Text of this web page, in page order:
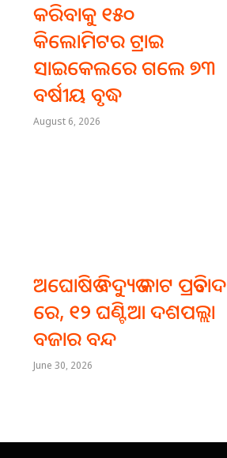
କରିବାକୁ ୧୫୦
କିଲୋମିଟର ଟ୍ରାଇ
ସାଇକେଲରେ ଗଲେ ୭୩
ବର୍ଷୀୟ ବୃଦ୍ଧ
August 6, 2026
ଅଘୋଷିତ ବିଦ୍ୟୁତ କାଟ ପ୍ରତିବାଦ
ରେ, ୧୨ ଘଣ୍ଟିଆ ଦଶପଲ୍ଲା
ବଜାର ବନ୍ଦ
June 30, 2026